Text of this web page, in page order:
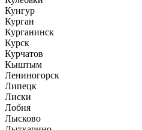
Кунгур
Курган
Курганинск
Курск
Курчатов
Кыштым
Лениногорск
Липецк
Лиски
Лобня
Лысково